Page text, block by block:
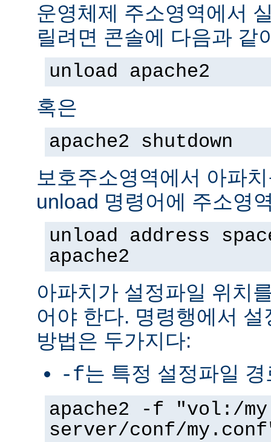
운영체제 주소영역에서
릴려면 콘솔에 다음과 같
unload apache2
혹은
apache2 shutdown
보호주소영역에서 아파
unload 명령어에 주소영
unload address
apache2
아파치가 설정파일 위치
어야 한다. 명령행에서
방법은 두가지다:
-f는 특정 설정파일
apache2 -f "vol:/my
server/conf/